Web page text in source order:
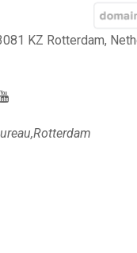
KZ Rotterdam,